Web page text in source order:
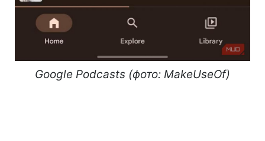
Google Podcasts (фото: MakeUseOf)